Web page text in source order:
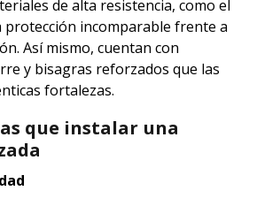
de alta resistencia, como el
protección incomparable frente a
Así mismo, cuentan con
y bisagras reforzados que las
fortalezas.
que instalar una